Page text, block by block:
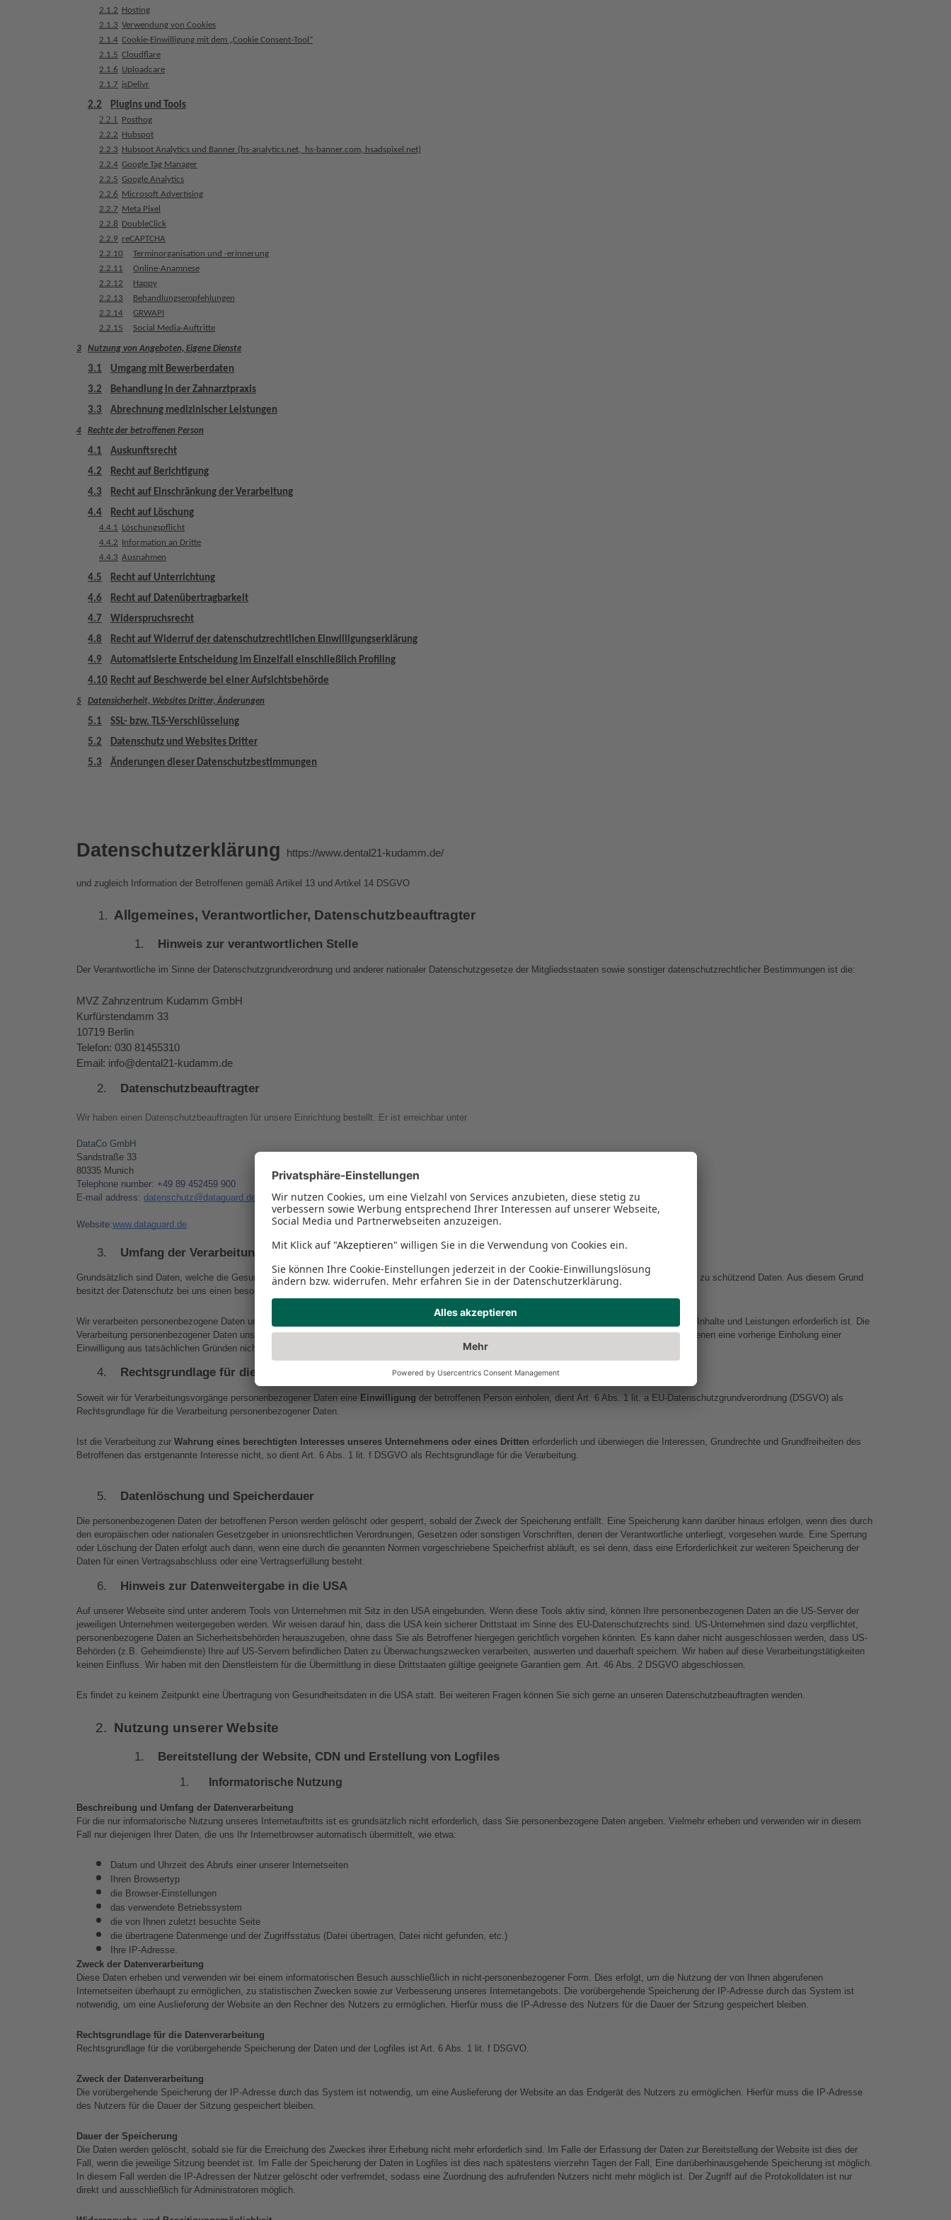
2.1.2 Hosting
2.1.3 Verwendung von Cookies
2.1.4 Cookie-Einwilligung mit dem „Cookie Consent-Tool“
2.1.5 Cloudflare
2.1.6 Uploadcare
2.1.7 jsDelivr
2.2
Plugins und Tools
2.2.1
Posthog
2.2.2 Hubspot
2.2.3 Hubspot Analytics und Banner (hs-analytics.net,  hs-banner.com, hsadspixel.net)
2.2.4 Google Tag Manager
2.2.5 Google Analytics
2.2.6 Microsoft Advertising
2.2.7 Meta Pixel
2.2.8 DoubleClick
2.2.9 reCAPTCHA
2.2.10
Terminorganisation und -erinnerung
2.2.11
Online-Anamnese
2.2.12
Happy
2.2.13
Behandlungsempfehlungen
2.2.14
GRWAPI
2.2.15
Social Media-Auftritte
3 Nutzung von Angeboten, Eigene Dienste
3.1
Umgang mit Bewerberdaten
3.2
Behandlung in der Zahnarztpraxis
3.3
Abrechnung medizinischer Leistungen
4 Rechte der betroffenen Person
4.1
Auskunftsrecht
4.2
Recht auf Berichtigung
4.3
Recht auf Einschränkung der Verarbeitung
4.4
Recht auf Löschung
4.4.1 Löschungspflicht
4.4.2 Information an Dritte
4.4.3 Ausnahmen
4.5
Recht auf Unterrichtung
4.6
Recht auf Datenübertragbarkeit
4.7
Widerspruchsrecht
4.8
Recht auf Widerruf der datenschutzrechtlichen Einwilligungserklärung
4.9
Automatisierte Entscheidung im Einzelfall einschließlich Profiling
4.10 Recht auf Beschwerde bei einer Aufsichtsbehörde
5 Datensicherheit, Websites Dritter, Änderungen
5.1
SSL- bzw. TLS-Verschlüsselung
5.2
Datenschutz und Websites Dritter
5.3
Änderungen dieser Datenschutzbestimmungen
Datenschutzerklärung https://www.dental21-kudamm.de/
und zugleich Information der Betroffenen gemäß Artikel 13 und Artikel 14 DSGVO
Allgemeines, Verantwortlicher, Datenschutzbeauftragter
Hinweis zur verantwortlichen Stelle
Der Verantwortliche im Sinne der Datenschutzgrundverordnung und anderer nationaler Datenschutzgesetze der Mitgliedsstaaten sowie sonstiger datenschutzrechtlicher Bestimmungen ist die:
MVZ Zahnzentrum Kudamm GmbH
Kurfürstendamm 33
10719 Berlin
Telefon: 030 81455310
Email: info@dental21-kudamm.de
Datenschutzbeauftragter
Wir haben einen Datenschutzbeauftragten für unsere Einrichtung bestellt. Er ist erreichbar unter
DataCo GmbH
Sandstraße 33
80335 Munich
Telephone number: +49 89 452459 900
E-mail address: datenschutz@dataguard.de
Website:www.dataguard.de
Umfang der Verarbeitung personenbezogener Daten
Grundsätzlich sind Daten, welche die Gesundheit betreffen, sehr sensible und gem Art. 9 EU-Datenschutzgrundverordnung (fortan „DSGVO“) besonders zu schützend Daten. Aus diesem Grund
besitzt der Datenschutz bei uns einen besonders hohen Stellenwert.
Wir verarbeiten personenbezogene Daten unserer Nutzer grundsätzlich nur, soweit dies zur Bereitstellung einer funktionsfähigen Website sowie unserer Inhalte und Leistungen erforderlich ist. Die
Verarbeitung personenbezogener Daten unserer Nutzer erfolgt regelmäßig nur nach Einwilligung des Nutzers. Eine Ausnahme gilt in solchen Fällen, in denen eine vorherige Einholung einer
Einwilligung aus tatsächlichen Gründen nicht möglich ist und die Verarbeitung der Daten durch gesetzliche Vorschriften gestattet ist.
Rechtsgrundlage für die Verarbeitung personenbezogener Daten
Soweit wir für Verarbeitungsvorgänge personenbezogener Daten eine Einwilligung der betroffenen Person einholen, dient Art. 6 Abs. 1 lit. a EU-Datenschutzgrundverordnung (DSGVO) als
Rechtsgrundlage für die Verarbeitung personenbezogener Daten.
Ist die Verarbeitung zur Wahrung eines berechtigten Interesses unseres Unternehmens oder eines Dritten erforderlich und überwiegen die Interessen, Grundrechte und Grundfreiheiten des
Betroffenen das erstgenannte Interesse nicht, so dient Art. 6 Abs. 1 lit. f DSGVO als Rechtsgrundlage für die Verarbeitung.
Datenlöschung und Speicherdauer
Die personenbezogenen Daten der betroffenen Person werden gelöscht oder gesperrt, sobald der Zweck der Speicherung entfällt. Eine Speicherung kann darüber hinaus erfolgen, wenn dies durch
den europäischen oder nationalen Gesetzgeber in unionsrechtlichen Verordnungen, Gesetzen oder sonstigen Vorschriften, denen der Verantwortliche unterliegt, vorgesehen wurde. Eine Sperrung
oder Löschung der Daten erfolgt auch dann, wenn eine durch die genannten Normen vorgeschriebene Speicherfrist abläuft, es sei denn, dass eine Erforderlichkeit zur weiteren Speicherung der
Daten für einen Vertragsabschluss oder eine Vertragserfüllung besteht.
Hinweis zur Datenweitergabe in die USA
Auf unserer Webseite sind unter anderem Tools von Unternehmen mit Sitz in den USA eingebunden. Wenn diese Tools aktiv sind, können Ihre personenbezogenen Daten an die US-Server der
jeweiligen Unternehmen weitergegeben werden. Wir weisen darauf hin, dass die USA kein sicherer Drittstaat im Sinne des EU-Datenschutzrechts sind. US-Unternehmen sind dazu verpflichtet,
personenbezogene Daten an Sicherheitsbehörden herauszugeben, ohne dass Sie als Betroffener hiergegen gerichtlich vorgehen könnten. Es kann daher nicht ausgeschlossen werden, dass US-
Behörden (z.B. Geheimdienste) Ihre auf US-Servern befindlichen Daten zu Überwachungszwecken verarbeiten, auswerten und dauerhaft speichern. Wir haben auf diese Verarbeitungstätigkeiten
keinen Einfluss. Wir haben mit den Dienstleistern für die Übermittlung in diese Drittstaaten gültige geeignete Garantien gem. Art. 46 Abs. 2 DSGVO abgeschlossen.
Es findet zu keinem Zeitpunkt eine Übertragung von Gesundheitsdaten in die USA statt. Bei weiteren Fragen können Sie sich gerne an unseren Datenschutzbeauftragten wenden.
Nutzung unserer Website
Bereitstellung der Website, CDN und Erstellung von Logfiles
Informatorische Nutzung
Beschreibung und Umfang der Datenverarbeitung
Für die nur informatorische Nutzung unseres Internetauftritts ist es grundsätzlich nicht erforderlich, dass Sie personenbezogene Daten angeben. Vielmehr erheben und verwenden wir in diesem
Fall nur diejenigen Ihrer Daten, die uns Ihr Internetbrowser automatisch übermittelt, wie etwa:
Datum und Uhrzeit des Abrufs einer unserer Internetseiten
Ihren Browsertyp
die Browser-Einstellungen
das verwendete Betriebssystem
die von Ihnen zuletzt besuchte Seite
die übertragene Datenmenge und der Zugriffsstatus (Datei übertragen, Datei nicht gefunden, etc.)
Ihre IP-Adresse.
Zweck der Datenverarbeitung
Diese Daten erheben und verwenden wir bei einem informatorischen Besuch ausschließlich in nicht-personenbezogener Form. Dies erfolgt, um die Nutzung der von Ihnen abgerufenen
Internetseiten überhaupt zu ermöglichen, zu statistischen Zwecken sowie zur Verbesserung unseres Internetangebots. Die vorübergehende Speicherung der IP-Adresse durch das System ist
notwendig, um eine Auslieferung der Website an den Rechner des Nutzers zu ermöglichen. Hierfür muss die IP-Adresse des Nutzers für die Dauer der Sitzung gespeichert bleiben.
Rechtsgrundlage für die Datenverarbeitung
Rechtsgrundlage für die vorübergehende Speicherung der Daten und der Logfiles ist Art. 6 Abs. 1 lit. f DSGVO.
Zweck der Datenverarbeitung
Die vorübergehende Speicherung der IP-Adresse durch das System ist notwendig, um eine Auslieferung der Website an das Endgerät des Nutzers zu ermöglichen. Hierfür muss die IP-Adresse
des Nutzers für die Dauer der Sitzung gespeichert bleiben.
Dauer der Speicherung
Die Daten werden gelöscht, sobald sie für die Erreichung des Zweckes ihrer Erhebung nicht mehr erforderlich sind. Im Falle der Erfassung der Daten zur Bereitstellung der Website ist dies der
Fall, wenn die jeweilige Sitzung beendet ist. Im Falle der Speicherung der Daten in Logfiles ist dies nach spätestens vierzehn Tagen der Fall, Eine darüberhinausgehende Speicherung ist möglich.
In diesem Fall werden die IP-Adressen der Nutzer gelöscht oder verfremdet, sodass eine Zuordnung des aufrufenden Nutzers nicht mehr möglich ist. Der Zugriff auf die Protokolldaten ist nur
direkt und ausschließlich für Administratoren möglich.